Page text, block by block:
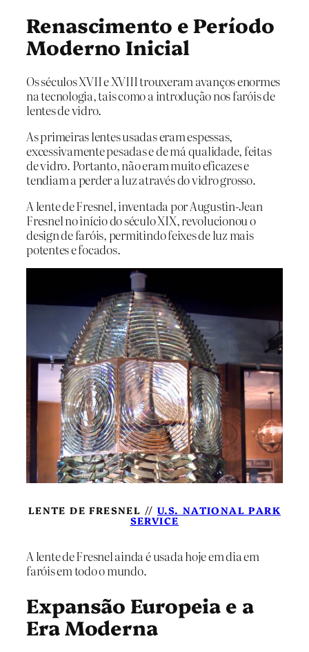
Renascimento e Período
Moderno Inicial
Os séculos XVII e XVIII trouxeram avanços enormes
na tecnologia, tais como a introdução nos faróis de
lentes de vidro.
As primeiras lentes usadas eram espessas,
excessivamente pesadas e de má qualidade, feitas
de vidro. Portanto, não eram muito eficazes e
tendiam a perder a luz através do vidro grosso.
A lente de Fresnel, inventada por Augustin-Jean
Fresnel no início do século XIX, revolucionou o
design de faróis, permitindo feixes de luz mais
potentes e focados.
LENTE DE FRESNEL // U.S. NATIONAL PARK
SERVICE
A lente de Fresnel ainda é usada hoje em dia em
faróis em todo o mundo.
Expansão Europeia e a
Era Moderna